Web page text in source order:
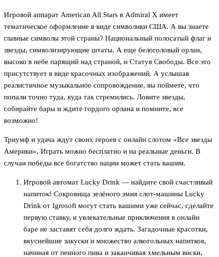
Игровой аппарат American All Stars в Admiral X имеет
тематическое оформление в виде символики США. А вы знаете
главные символы этой страны? Национальный полосатый флаг и
звезды, символизирующие штаты. А еще белоголовый орлан,
высоко в небе парящий над страной, и Статуя Свободы. Все это
присутствует в виде красочных изображений. А услышав
реалистичное музыкальное сопровождение, вы поймете, что
попали точно туда, куда так стремились. Ловите звезды,
собирайте бары и ждите гордого орлана и помните, все
возможно!
Триумф и удача ждут своих героев с онлайн слотом «Все звезды
Америки». Играть можно бесплатно и на реальные деньги. В
случаи победы все богатство нации может стать вашим.
Игровой автомат Lucky Drink — найдите свой счастливый
напиток! Сокровища зелёного змия слот-машины Lucky
Drink от Igrosoft могут стать вашими уже сейчас, сделайте
первую ставку, и увлекательные приключения в онлайн
баре не заставят себя долго ждать. Загадочные красотки,
вкуснейшие закуски и множество алкогольных напитков,
начиная от пенного пива и заканчивая хмельным виски,